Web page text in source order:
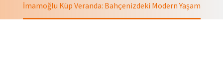
İmamoğlu Küp Veranda: Bahçenizdeki Modern Yaşam